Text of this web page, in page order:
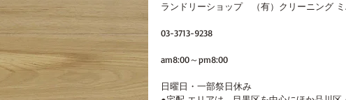
ランドリーショップ　（有）クリーニング
03-3713-9238
am8:00～pm8:00
日曜日・一部祭日休み